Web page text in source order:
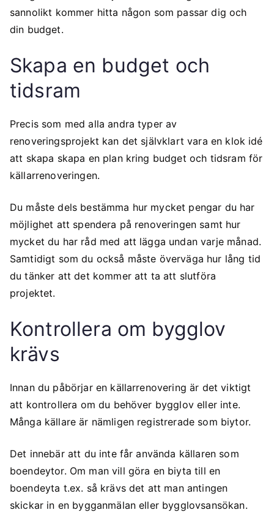
sannolikt kommer hitta någon som passar dig och
din budget.
Skapa en budget och
tidsram
Precis som med alla andra typer av
renoveringsprojekt kan det självklart vara en klok idé
att skapa skapa en plan kring budget och tidsram för
källarrenoveringen.
Du måste dels bestämma hur mycket pengar du har
möjlighet att spendera på renoveringen samt hur
mycket du har råd med att lägga undan varje månad.
Samtidigt som du också måste överväga hur lång tid
du tänker att det kommer att ta att slutföra
projektet.
Kontrollera om bygglov
krävs
Innan du påbörjar en källarrenovering är det viktigt
att kontrollera om du behöver bygglov eller inte.
Många källare är nämligen registrerade som biytor.
Det innebär att du inte får använda källaren som
boendeytor. Om man vill göra en biyta till en
boendeyta t.ex. så krävs det att man antingen
skickar in en bygganmälan eller bygglovsansökan.